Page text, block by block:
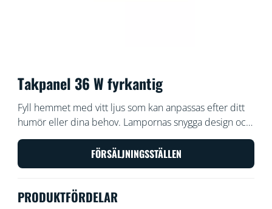
Takpanel 36 W fyrkantig
Fyll hemmet med vitt ljus som kan anpassas efter ditt
humör eller dina behov. Lampornas snygga design och
enkla installation gör att de smidigt och sömlöst passar
FÖRSÄLJNINGSSTÄLLEN
PRODUKTFÖRDELAR